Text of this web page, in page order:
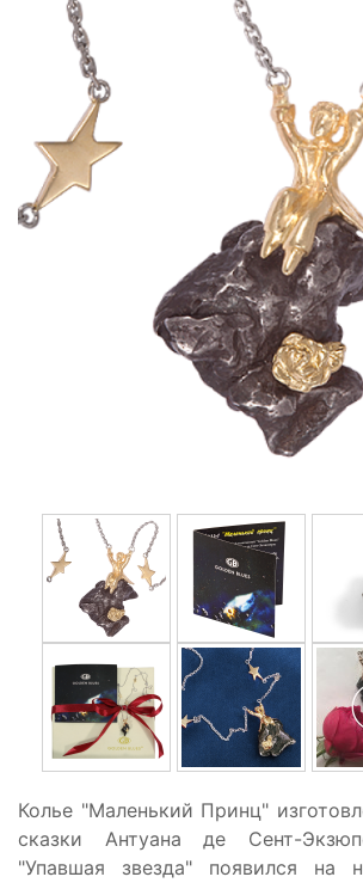
Колье "Маленький Принц"
сказки Антуана де Сент-
"Упавшая звезда" появился на